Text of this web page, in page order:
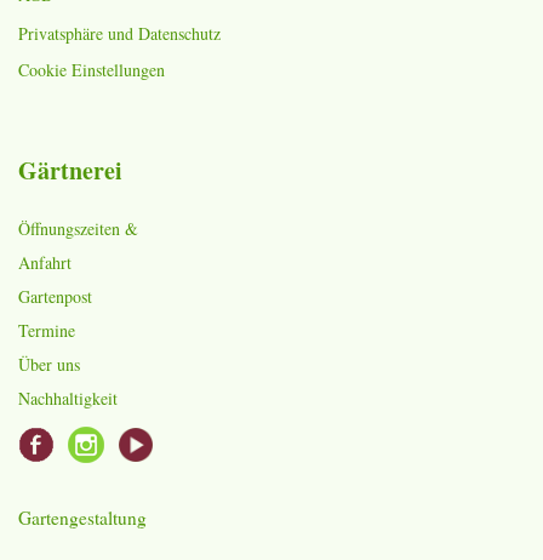
Privatsphäre und Datenschutz
Cookie Einstellungen
Gärtnerei
Öffnungszeiten &
Anfahrt
Gartenpost
Termine
Über uns
Nachhaltigkeit
Gartengestaltung